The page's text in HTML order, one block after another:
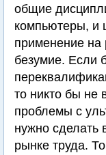
общие
компьютеры, и
применение на
безумие. Если
то никто бы не
проблемы с
нужно сделать
рынке труда.